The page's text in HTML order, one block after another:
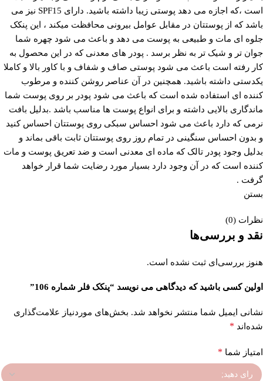
است ،که اجازه می دهد پوستی زیبا داشته باشید. دارای SPF15 نیز می
باشد که از پوستتان در مقابل عوامل بیرونی محافظت میکند ، این پنکک
جلوه ای مات و طبیعی به پوست می دهد و باعث می شود چهره شما
جوان تر و شیک تر به نظر برسد . پودر های معدنی که در این محصول به
کار رفته است باعث می شود پوستی صاف و شفاف و با کاور بالا و کاملا
یکدستی داشته باشید. همچنین در آن عناصر روشن کننده و مرطوب
کننده ای استفاده شده است که باعث می شود پودر بر روی پوست شما
ماندگاری بالایی داشته و برای انواع پوست ها مناسب باشد .بدلیل بافت
نرمی که دارد باعث می شود احساس سبکی روی پوستتان احساس کنید
و بدون احساس سنگینی در تمام روز روی پوستتان ثابت باقی بماند و
بدلیل وجود پودر تالک که ماده ای معدنی است و ضد تعریق پوست و مات
کننده است که در آن وجود دارد بسیار مورد رضایت شما قرار خواهد
گرفت .
بستن
نظرات (0)
نقد و بررسی‌ها
هنوز بررسی‌ای ثبت نشده است.
اولین کسی باشید که دیدگاهی می نویسد “پنکک فلر شماره 106”
نشانی ایمیل شما منتشر نخواهد شد. بخش‌های موردنیاز علامت‌گذاری
شده‌اند *
امتیاز شما *